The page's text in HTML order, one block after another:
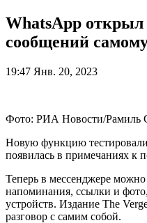
WhatsApp
сообщений
19:47 Янв. 20, 2023
Фото: РИА Новости/Рамиль
Новую функцию тестировали
появилась в примечаниях к
Теперь в мессенджере можно
напоминания, ссылки и
устройств. Издание The
разговор с самим собой.